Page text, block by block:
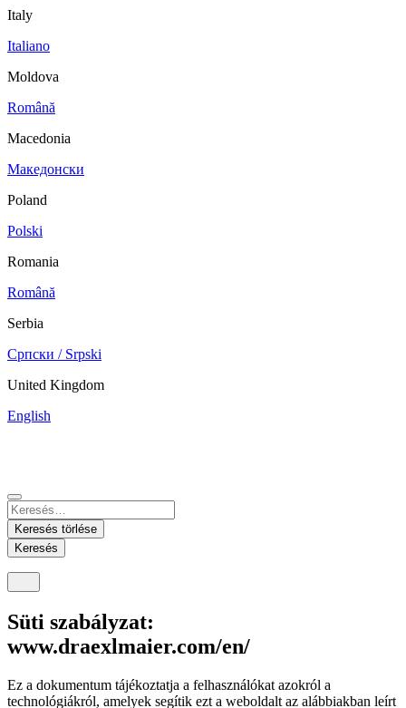
Italy
Italiano
Moldova
Română
Macedonia
Македонски
Poland
Polski
Romania
Română
Serbia
Српски / Srpski
United Kingdom
English
India
English
Malaysia
Thailand
Vietnam
Nicaragua
Español
United States
Keresés törlése
Keresés
Süti szabályzat:
www.draexlmaier.com/en/
Ez a dokumentum tájékoztatja a felhasználókat azokról a
technológiákról, amelyek segítik ezt a weboldalt az alábbiakban leírt